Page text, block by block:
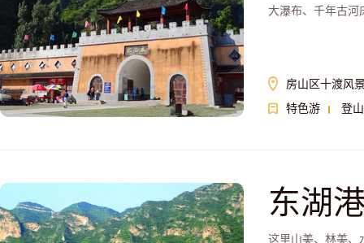
大瀑布、千年古河
房山区十渡风
特色游
登山
东湖
这里山美、林美、